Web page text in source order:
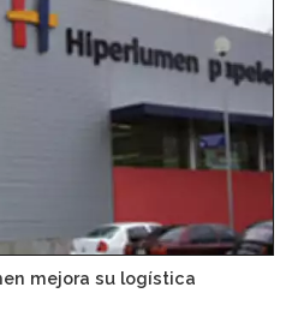
mejora su logística